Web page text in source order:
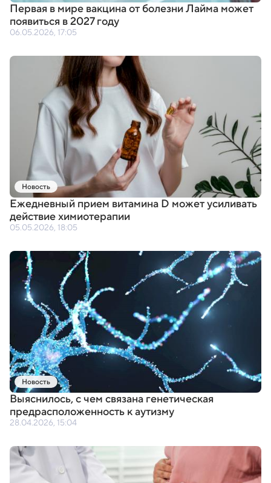
Первая в мире вакцина от болезни Лайма может
появиться в 2027 году
06.05.2026, 17:05
Новость
Ежедневный прием витамина D может усиливать
действие химиотерапии
05.05.2026, 18:05
Новость
Выяснилось,с чем связана генетическая
предрасположенность к аутизму
28.04.2026, 15:04